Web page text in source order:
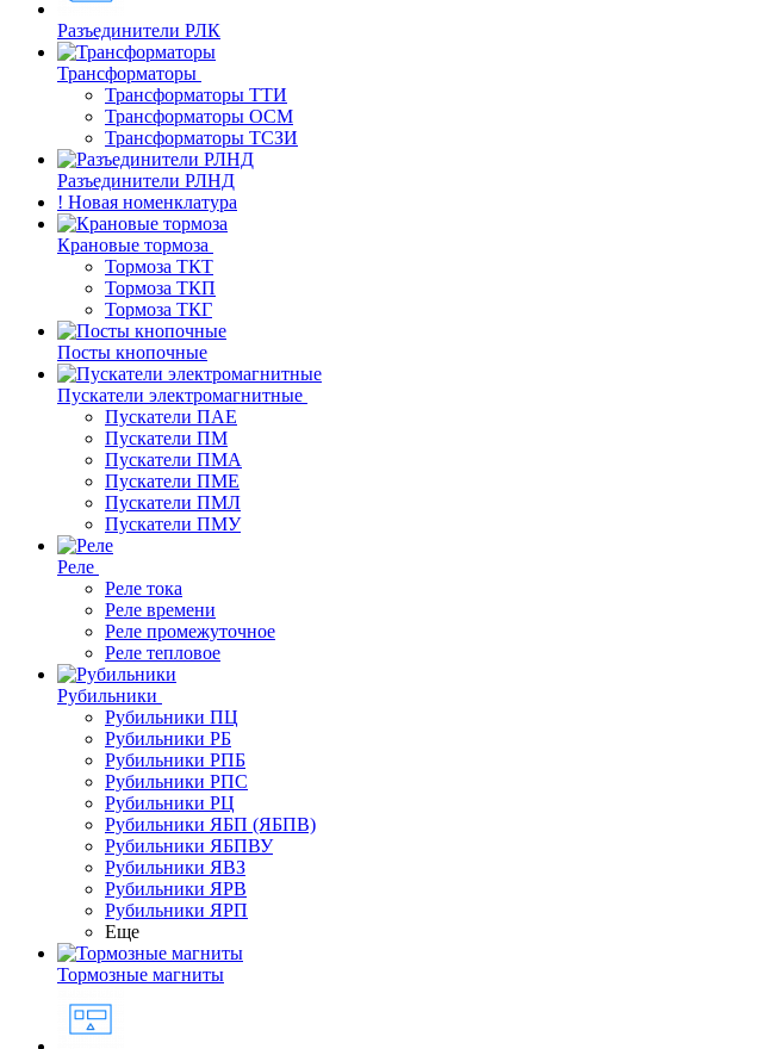
Разъединители РЛК
Трансформаторы
Трансформаторы ТТИ
Трансформаторы ОСМ
Трансформаторы ТСЗИ
Разъединители РЛНД
! Новая номенклатура
Крановые тормоза
Тормоза ТКТ
Тормоза ТКП
Тормоза ТКГ
Посты кнопочные
Пускатели электромагнитные
Пускатели ПАЕ
Пускатели ПМ
Пускатели ПМА
Пускатели ПМЕ
Пускатели ПМЛ
Пускатели ПМУ
Реле
Реле тока
Реле времени
Реле промежуточное
Реле тепловое
Рубильники
Рубильники ПЦ
Рубильники РБ
Рубильники РПБ
Рубильники РПС
Рубильники РЦ
Рубильники ЯБП (ЯБПВ)
Рубильники ЯБПВУ
Рубильники ЯВЗ
Рубильники ЯРВ
Рубильники ЯРП
Еще
Тормозные магниты